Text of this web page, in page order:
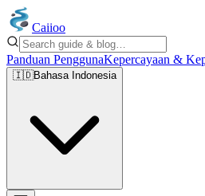
Caiioo
Panduan PenggunaKepercayaan &
🇮🇩Bahasa Indonesia